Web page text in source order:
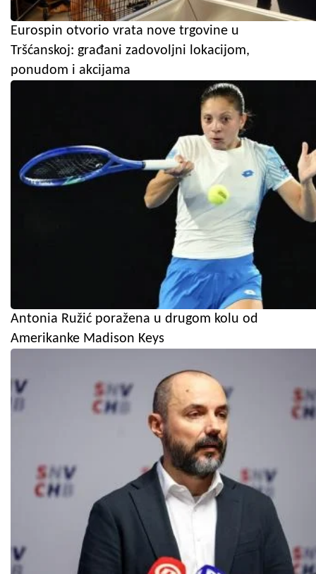
Eurospin otvorio vrata nove trgovine u
Tršćanskoj: građani zadovoljni lokacijom,
ponudom i akcijama
Antonia Ružić poražena u drugom kolu od
Amerikanke Madison Keys